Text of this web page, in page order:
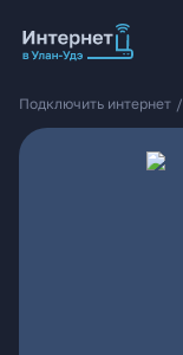
Подключить интернет /